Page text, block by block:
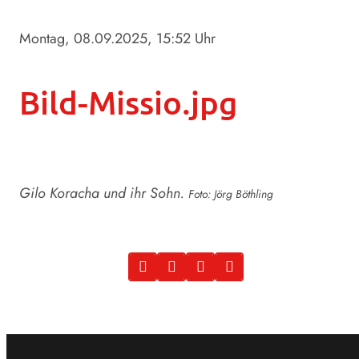
Montag, 08.09.2025, 15:52 Uhr
Bild-Missio.jpg
Gilo Koracha und ihr Sohn. Foto: Jörg Böthling